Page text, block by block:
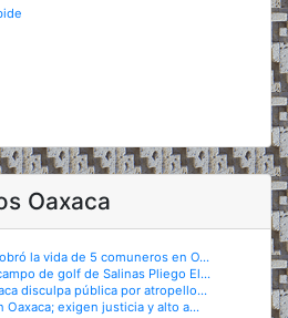
Oaxaca
la vida de 5 comuneros en O...
de golf de Salinas Pliego El...
disculpa pública por atropello...
exigen justicia y alto a...